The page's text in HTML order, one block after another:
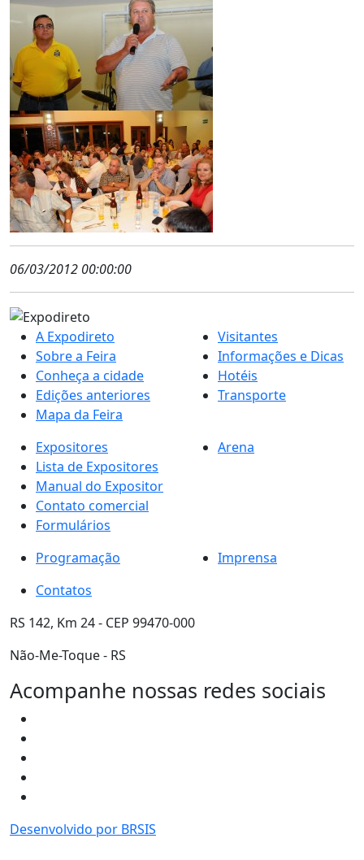
06/03/2012 00:00:00
A Expodireto
Sobre a Feira
Conheça a cidade
Edições anteriores
Mapa da Feira
Visitantes
Informações e Dicas
Hotéis
Transporte
Expositores
Lista de Expositores
Manual do Expositor
Contato comercial
Formulários
Arena
Programação
Imprensa
Contatos
RS 142, Km 24 - CEP 99470-000
Não-Me-Toque - RS
Acompanhe nossas redes sociais
Desenvolvido por BRSIS